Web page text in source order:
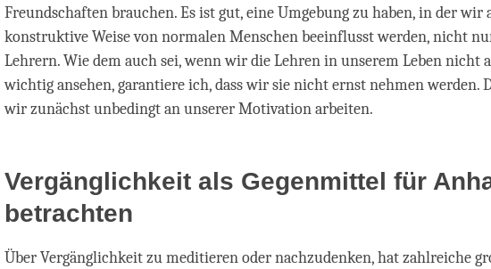
Freundschaften brauchen. Es ist gut, eine Umgebung zu haben, in der wir
konstruktive Weise von normalen Menschen beeinflusst werden, nicht
Lehrern. Wie dem auch sei, wenn wir die Lehren in unserem Leben nicht
wichtig ansehen, garantiere ich, dass wir sie nicht ernst nehmen werden.
wir zunächst unbedingt an unserer Motivation arbeiten.
Vergänglichkeit als Gegenmittel für
betrachten
Über Vergänglichkeit zu meditieren oder nachzudenken, hat zahlreiche